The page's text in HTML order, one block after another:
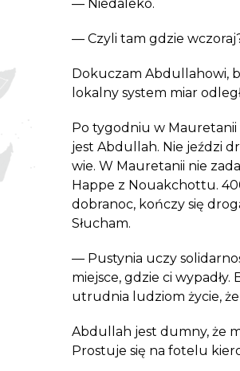
— Niedaleko.
— Czyli tam gdzie
Dokuczam Abdullahowi,
lokalny system miar
Po tygodniu w Mauretanii
jest Abdullah. Nie jeździ
wie. W Mauretanii nie
Happe z Nouakchottu.
dobranoc, kończy się
Słucham.
— Pustynia uczy
miejsce, gdzie ci wypadły.
utrudnia ludziom życie,
Abdullah jest dumny, że
Prostuje się na fotelu